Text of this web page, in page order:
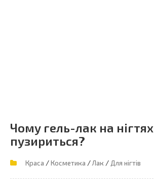
Чому гель-лак на нігтях
пузириться?
Краса /Косметика /Лак / Для нігтів